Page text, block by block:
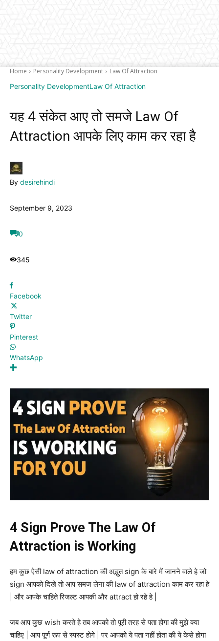
Home Personality Development
Law Of Attraction
Personality DevelopmentLaw Of Attraction
यह 4 संकेत आए तो समजे Law Of
Attraction आपके लिए काम कर रहा है
By desirehindi
September 9, 2023
0
345
Facebook
Twitter
Pinterest
WhatsApp
4 Sign Prove The Law Of
Attraction is Working
हम कुछ ऐसी law of attraction की अद्भुत sign के बारे में जानने वाले हे जो
sign आपको दिखे तो आप समज लेना की law of attraction काम कर रहा हे
| और आपके चाहिते रिजल्ट आपकी और attract हो रहे हे |
जब आप कुछ wish करते हे तब आपको तो पूरी तरह से पता होगा की मुझे क्या
चाहिए | आप पूर्ण रूप से स्पस्ट होगे | पर आपको ये पता नहीं होता की ये केसे होगा